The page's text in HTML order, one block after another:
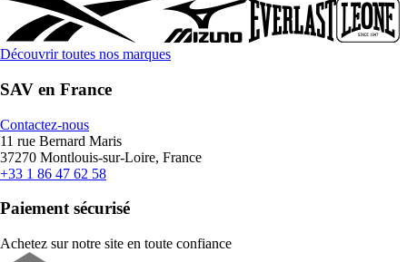
Découvrir toutes nos marques
SAV en France
Contactez-nous
11 rue Bernard Maris
37270 Montlouis-sur-Loire, France
+33 1 86 47 62 58
Paiement sécurisé
Achetez sur notre site en toute confiance